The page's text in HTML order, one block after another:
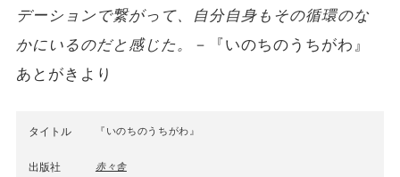
デーションで繋がって、自分自身もその循環のな
かにいるのだと感じた。
－『いのちのうちがわ』
あとがきより
タイトル 『いのちのうちがわ』
出版社 赤々舎